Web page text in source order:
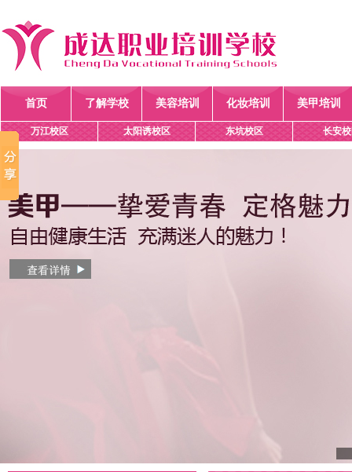
首页 了解学校 美容培训 化妆培训 美甲培训
万江校区 太阳诱校区 东坑校区 长安